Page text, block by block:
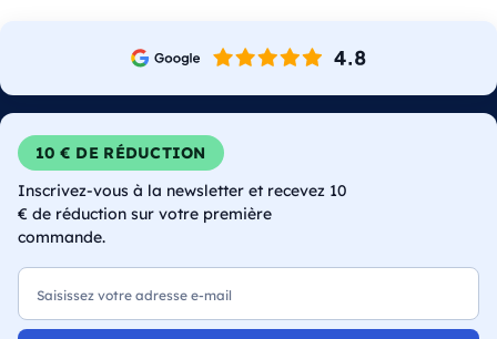
10 € DE RÉDUCTION
Inscrivez-vous à la newsletter et recevez 10
€ de réduction sur votre première
commande.
E-mail